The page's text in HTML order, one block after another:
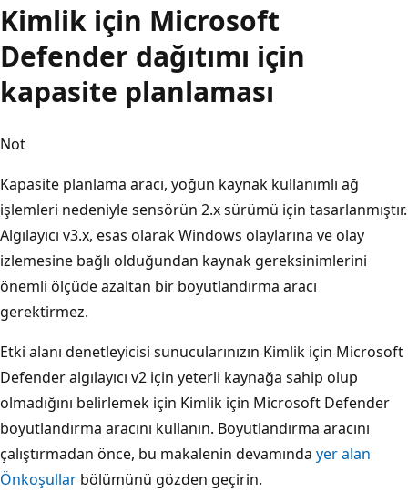
Kimlik için Microsoft
Defender dağıtımı için
kapasite planlaması
Not
Kapasite planlama aracı, yoğun kaynak kullanımlı ağ
işlemleri nedeniyle sensörün 2.x sürümü için tasarlanmıştır.
Algılayıcı v3.x, esas olarak Windows olaylarına ve olay
izlemesine bağlı olduğundan kaynak gereksinimlerini
önemli ölçüde azaltan bir boyutlandırma aracı
gerektirmez.
Etki alanı denetleyicisi sunucularınızın Kimlik için Microsoft
Defender algılayıcı v2 için yeterli kaynağa sahip olup
olmadığını belirlemek için Kimlik için Microsoft Defender
boyutlandırma aracını kullanın. Boyutlandırma aracını
çalıştırmadan önce, bu makalenin devamında yer alan
Önkoşullar bölümünü gözden geçirin.